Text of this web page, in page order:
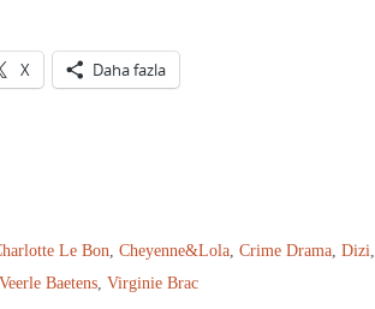
X Daha fazla
Le Bon, Cheyenne&Lola, Crime Drama, Dizi,
Veerle Baetens, Virginie Brac